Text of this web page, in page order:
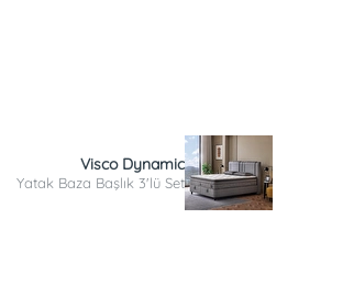
Visco Dynamic
Yatak Baza Başlık 3'lü Set